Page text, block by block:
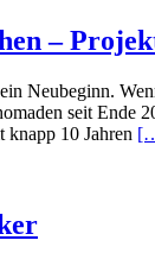
–
Neubeginn.
seit Ende
knapp 10 Jahren